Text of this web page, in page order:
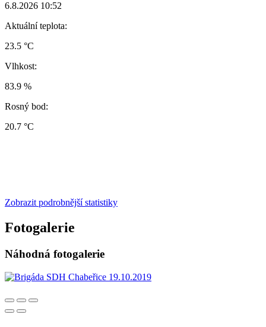
6.8.2026 10:52
Aktuální teplota:
23.5 °C
Vlhkost:
83.9 %
Rosný bod:
20.7 °C
Zobrazit podrobnější statistiky
Fotogalerie
Náhodná fotogalerie